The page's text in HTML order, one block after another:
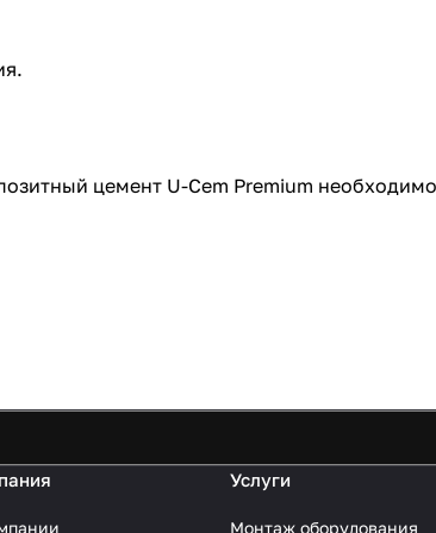
цемент U-Cem Premium
Услуги
Монтаж оборудования